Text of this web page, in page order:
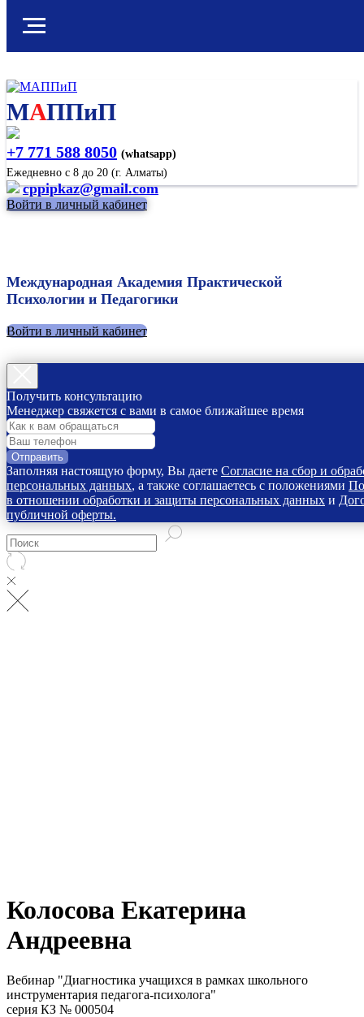
МАППиП
+7 771 588 8050 (whatsapp)
Ежедневно с 8 до 20 (г. Алматы)
cppipkaz@gmail.com
Войти в личный кабинет
Международная Академия Практической
Психологии и Педагогики
Войти в личный кабинет
Получить консультацию
Менеджер свяжется с вами в самое ближайшее время
Отправить
Заполняя настоящую форму, Вы даете Согласие на сбор и
персональных данных, а также соглашаетесь с положениями
в отношении обработки и защиты персональных данных и
публичной оферты.
Колосова Екатерина
Андреевна
Вебинар "Диагностика учащихся в рамках школьного
инструментария педагога-психолога"
серия КЗ № 000504